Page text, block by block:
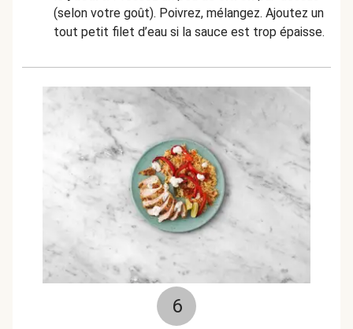
(selon votre goût). Poivrez, mélangez. Ajoutez un
tout petit filet d’eau si la sauce est trop épaisse.
6